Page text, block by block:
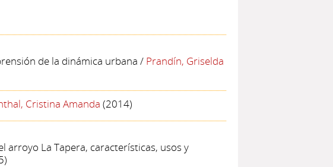
de la dinámica urbana / Prandín, Griselda
Cristina Amanda (2014)
arroyo La Tapera, características, usos y